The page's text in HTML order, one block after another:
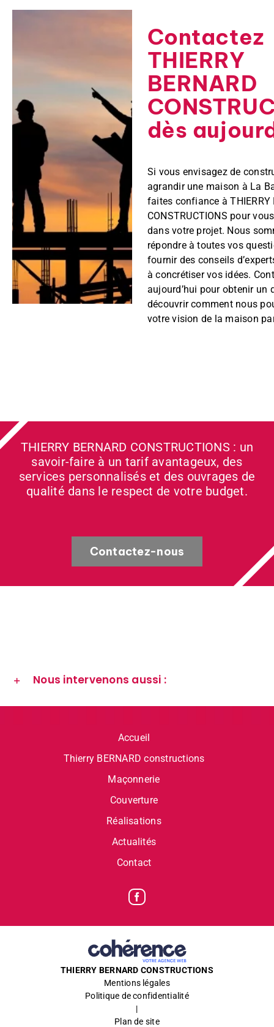
Contactez
THIERRY
BERNARD
dès
Si vous envisagez de
agrandir une maison à La
faites confiance à THIERRY
CONSTRUCTIONS pour
dans votre projet. Nous
répondre à toutes vos
fournir des conseils
à concrétiser vos idées.
aujourd’hui pour obtenir un
découvrir comment nous
votre vision de la maison
THIERRY BERNARD CONSTRUCTIONS : un
savoir-faire à un tarif avantageux, des
services personnalisés et des ouvrages de
qualité dans le respect de votre budget.
Contactez-nous
Nous intervenons aussi :
Accueil
Thierry BERNARD constructions
Maçonnerie
Couverture
Réalisations
Actualités
Contact
THIERRY BERNARD CONSTRUCTIONS
Mentions légales
Politique de confidentialité
|
Plan de site